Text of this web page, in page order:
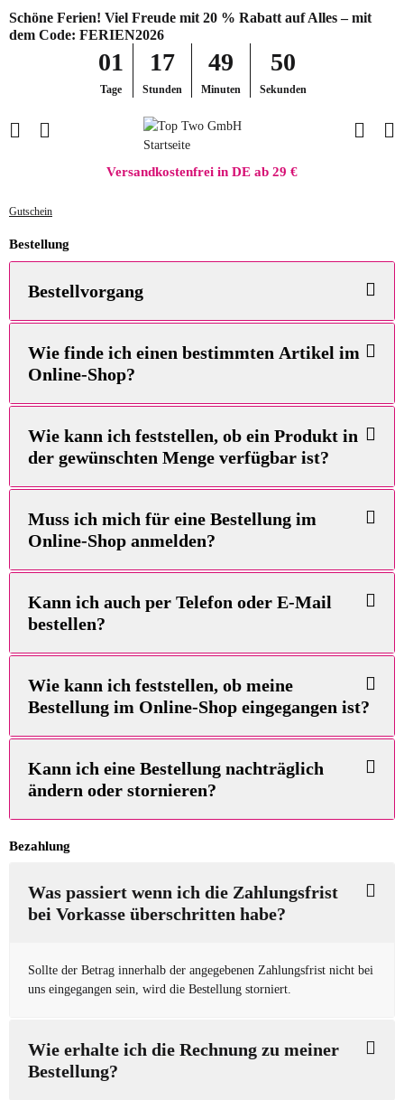
Schöne Ferien! Viel Freude mit 20 % Rabatt auf Alles – mit
dem Code: FERIEN2026
01
Tage
17
Stunden
49
Minuten
50
Sekunden
Versandkostenfrei in DE ab 29 €
Gutschein
Bestellung
Bestellvorgang
Wie finde ich einen bestimmten Artikel im
Online-Shop?
Wie kann ich feststellen, ob ein Produkt in
der gewünschten Menge verfügbar ist?
Muss ich mich für eine Bestellung im
Online-Shop anmelden?
Kann ich auch per Telefon oder E-Mail
bestellen?
Wie kann ich feststellen, ob meine
Bestellung im Online-Shop eingegangen ist?
Kann ich eine Bestellung nachträglich
ändern oder stornieren?
Bezahlung
Was passiert wenn ich die Zahlungsfrist
bei Vorkasse überschritten habe?
Sollte der Betrag innerhalb der angegebenen Zahlungsfrist nicht bei
uns eingegangen sein, wird die Bestellung storniert.
Wie erhalte ich die Rechnung zu meiner
Bestellung?